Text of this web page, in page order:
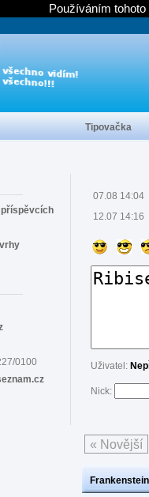
příspěvcích
0100
07.08 14:04
12.07 14:16
Uživatel:
Nick:
« Novější
Frankenstein
Tipovačka
Používáním